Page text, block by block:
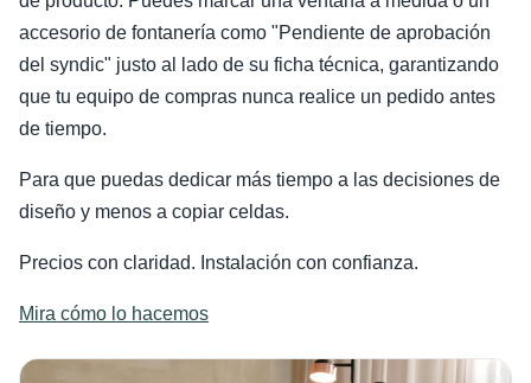
accesorio de fontanería como "Pendiente de aprobación
del syndic" justo al lado de su ficha técnica, garantizando
que tu equipo de compras nunca realice un pedido antes
de tiempo.
Para que puedas dedicar más tiempo a las decisiones de
diseño y menos a copiar celdas.
Precios con claridad. Instalación con confianza.
Mira cómo lo hacemos